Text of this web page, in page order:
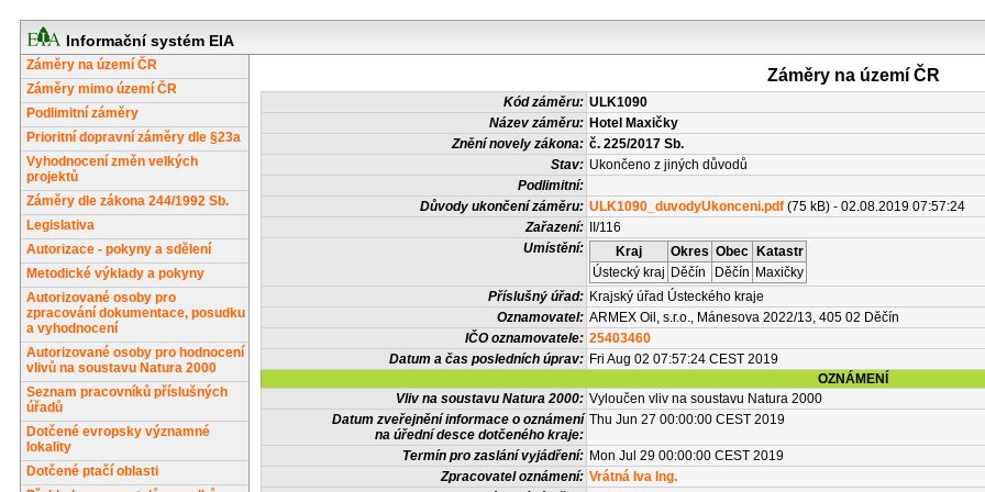
Informační systém EIA
Záměry na území ČR
Záměry mimo území ČR
Podlimitní záměry
Prioritní dopravní záměry dle §23a
Vyhodnocení změn velkých
projektů
Záměry dle zákona 244/1992 Sb.
Legislativa
Autorizace - pokyny a sdělení
Metodické výklady a pokyny
Autorizované osoby pro
zpracování dokumentace, posudku
a vyhodnocení
Autorizované osoby pro hodnocení
vlivů na soustavu Natura 2000
Seznam pracovníků příslušných
úřadů
Dotčené evropsky významné
lokality
Dotčené ptačí oblasti
Záměry na území ČR
Kód záměru: ULK1090
Název záměru: Hotel Maxičky
Znění novely zákona: č. 225/2017 Sb.
Stav: Ukončeno z jiných důvodů
Podlimitní:
Důvody ukončení záměru: ULK1090_duvodyUkonceni.pdf (75 kB) - 02.08.2019 07:57:24
Zařazení:
II/116
Umístění:
Kraj Okres Obec
Katastr
Ústecký kraj Děčín Děčín Maxičky
Příslušný úřad: Krajský úřad Ústeckého kraje
Oznamovatel: ARMEX Oil, s.r.o., Mánesova 2022/13, 405 02 Děčín
IČO oznamovatele: 25403460
Datum a čas posledních úprav: Fri Aug 02 07:57:24 CEST 2019
OZNÁMENÍ
Vliv na soustavu Natura 2000: Vyloučen vliv na soustavu Natura 2000
Datum zveřejnění informace o oznámení
na úřední desce dotčeného kraje:
Thu Jun 27 00:00:00 CEST 2019
Termín pro zaslání vyjádření: Mon Jul 29 00:00:00 CEST 2019
Zpracovatel oznámení: Vrátná Iva Ing.